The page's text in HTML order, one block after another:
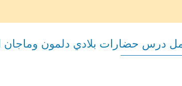
درس حضارات بلادي دلمون وماجان